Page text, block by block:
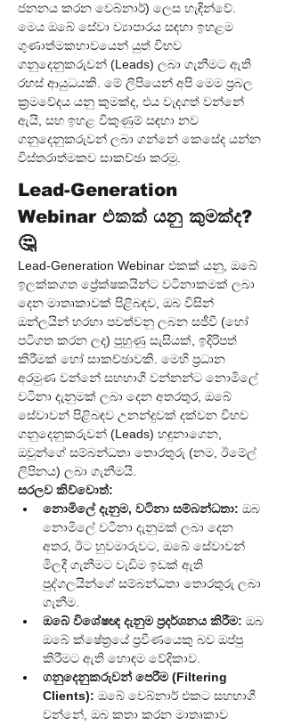
ජනනය කරන වෙබ්නාර්) ලෙස හැඳින්වේ.
මෙය ඔබේ සේවා ව්‍යාපාරය සඳහා ඉහළම
ගුණාත්මකභාවයෙන් යුත් විභව
ගනුදෙනුකරුවන් (Leads) ලබා ගැනීමට ඇති
රහස් ආයුධයකි. මේ ලිපියෙන් අපි මෙම ප්‍රබල
ක්‍රමවේදය යනු කුමක්ද, එය වැදගත් වන්නේ
ඇයි, සහ ඉහළ විකුණුම් සඳහා නව
ගනුදෙනුකරුවන් ලබා ගන්නේ කෙසේද යන්න
විස්තරාත්මකව සාකච්ඡා කරමු.
Lead-Generation
Webinar එකක් යනු කුමක්ද?
🤔
Lead-Generation Webinar එකක් යනු, ඔබේ
ඉලක්කගත ප්‍රේක්ෂකයින්ට වටිනාකමක් ලබා
දෙන මාතෘකාවක් පිළිබඳව, ඔබ විසින්
ඔන්ලයින් හරහා පවත්වනු ලබන සජීවී (හෝ
පටිගත කරන ලද) පුහුණු සැසියක්, ඉදිරිපත්
කිරීමක් හෝ සාකච්ඡාවකි. මෙහි ප්‍රධාන
අරමුණ වන්නේ සහභාගී වන්නන්ට නොමිලේ
වටිනා දැනුමක් ලබා දෙන අතරතුර, ඔබේ
සේවාවන් පිළිබඳව උනන්දුවක් දක්වන විභව
ගනුදෙනුකරුවන් (Leads) හඳුනාගෙන,
ඔවුන්ගේ සම්බන්ධතා තොරතුරු (නම, ඊමේල්
ලිපිනය) ලබා ගැනීමයි.
සරලව කිව්වොත්:
නොමිලේ දැනුම, වටිනා සම්බන්ධතා: ඔබ
නොමිලේ වටිනා දැනුමක් ලබා දෙන
අතර, ඊට හුවමාරුවට, ඔබේ සේවාවන්
මිලදී ගැනීමට වැඩිම ඉඩක් ඇති
පුද්ගලයින්ගේ සම්බන්ධතා තොරතුරු ලබා
ගැනීම.
ඔබේ විශේෂඥ දැනුම ප්‍රදර්ශනය කිරීම: ඔබ
ඔබේ ක්ෂේත්‍රයේ ප්‍රවීණයෙකු බව ඔප්පු
කිරීමට ඇති හොඳම වේදිකාව.
ගනුදෙනුකරුවන් පෙරීම (Filtering
Clients): ඔබේ වෙබ්නාර් එකට සහභාගී
වන්නේ, ඔබ කතා කරන මාතෘකාව